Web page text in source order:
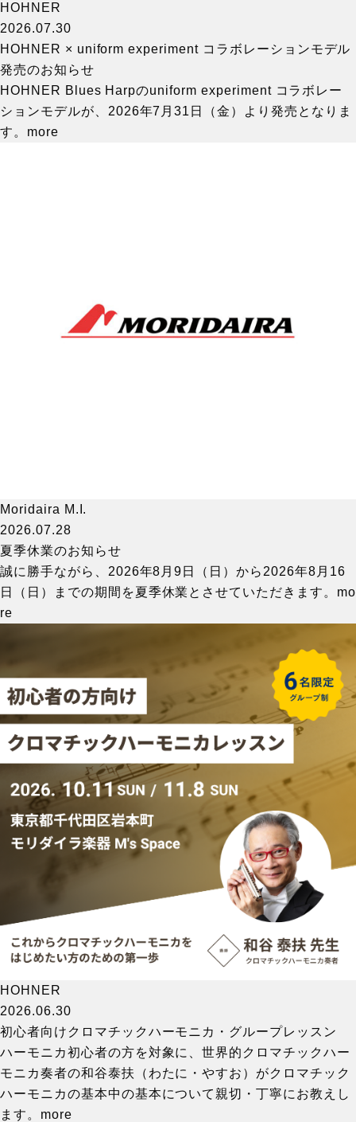
HOHNER
2026.07.30
HOHNER × uniform experiment コラボレーションモデル
発売のお知らせ
HOHNER Blues Harpのuniform experiment コラボレー
ションモデルが、2026年7月31日（金）より発売となりま
す。 more
Moridaira M.I.
2026.07.28
夏季休業のお知らせ
誠に勝手ながら、2026年8月9日（日）から2026年8月16
日（日）までの期間を夏季休業とさせていただきます。 mo
re
HOHNER
2026.06.30
初心者向けクロマチックハーモニカ・グループレッスン
ハーモニカ初心者の方を対象に、世界的クロマチックハー
モニカ奏者の和谷泰扶（わたに・やすお）がクロマチック
ハーモニカの基本中の基本について親切・丁寧にお教えし
ます。 more